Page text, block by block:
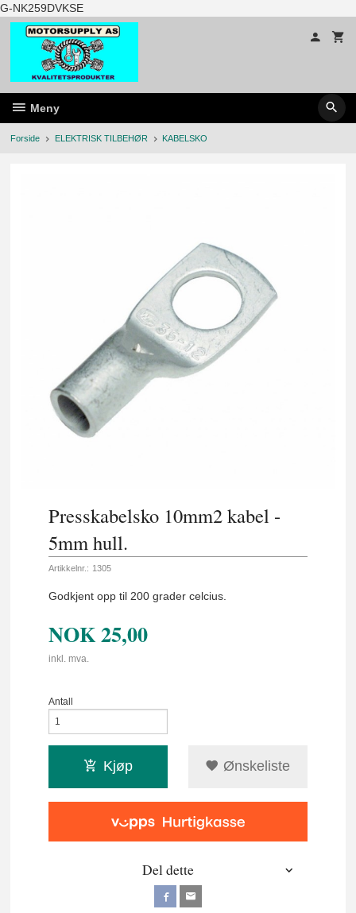
G-NK259DVKSEGå
til
innholdet
Meny
Forside ELEKTRISK TILBEHØR KABELSKO
Presskabelsko 10mm2 kabel -
5mm hull.
Artikkelnr.: 1305
Godkjent opp til 200 grader celcius.
NOK25,00
inkl. mva.
Antall
Kjøp Ønskeliste
Del dette